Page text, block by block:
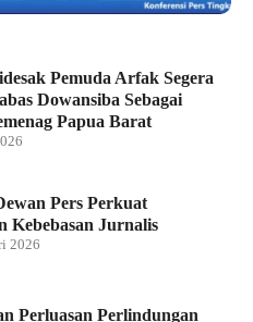
Pemuda Arfak Segera
Dowansiba Sebagai
Papua Barat
Pers Perkuat
Kebebasan Jurnalis
2026
Perluasan Perlindungan